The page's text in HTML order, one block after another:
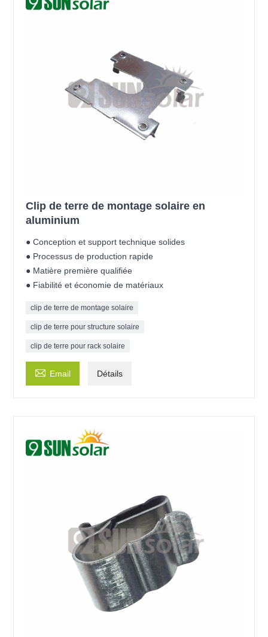
Clip de terre de montage solaire en
aluminium
● Conception et support technique solides
● Processus de production rapide
● Matière première qualifiée
● Fiabilité et économie de matériaux
clip de terre de montage solaire
clip de terre pour structure solaire
clip de terre pour rack solaire
 Email Détails